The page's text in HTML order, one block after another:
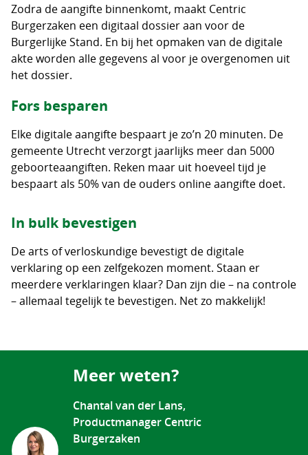
Zodra de aangifte binnenkomt, maakt Centric
Burgerzaken een digitaal dossier aan voor de
Burgerlijke Stand. En bij het opmaken van de digitale
akte worden alle gegevens al voor je overgenomen uit
het dossier.
Fors besparen
Elke digitale aangifte bespaart je zo’n 20 minuten. De
gemeente Utrecht verzorgt jaarlijks meer dan 5000
geboorteaangiften. Reken maar uit hoeveel tijd je
bespaart als 50% van de ouders online aangifte doet.
In bulk bevestigen
De arts of verloskundige bevestigt de digitale
verklaring op een zelfgekozen moment. Staan er
meerdere verklaringen klaar? Dan zijn die – na controle
– allemaal tegelijk te bevestigen. Net zo makkelijk!
Meer weten?
Chantal van der Lans,
Productmanager Centric
Burgerzaken